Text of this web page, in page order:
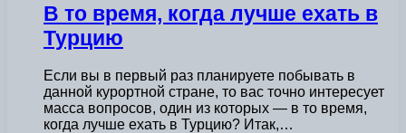
В то время, когда лучше ехать в
Турцию
Если вы в первый раз планируете побывать в
данной курортной стране, то вас точно интересует
масса вопросов, один из которых — в то время,
когда лучше ехать в Турцию? Итак,…